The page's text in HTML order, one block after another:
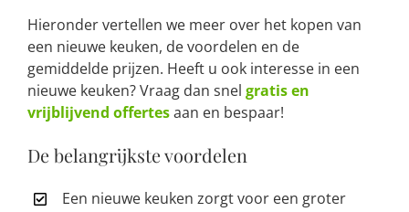
Hieronder vertellen we meer over het kopen van
een nieuwe keuken, de voordelen en de
gemiddelde prijzen. Heeft u ook interesse in een
nieuwe keuken? Vraag dan snel gratis en
vrijblijvend offertesaan en bespaar!
De belangrijkste voordelen
Een nieuwe keuken zorgt voor een groter